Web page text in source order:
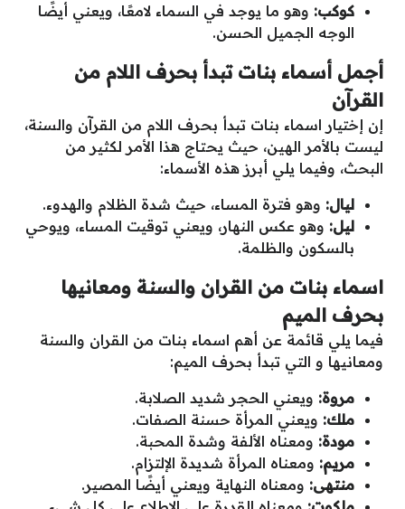
كوكب: وهو ما يوجد في السماء لامعًا، ويعني أيضًا
الوجه الجميل الحسن.
أجمل أسماء بنات تبدأ بحرف اللام من
القرآن
إن إختيار اسماء بنات تبدأ بحرف اللام من القرآن والسنة،
ليست بالأمر الهين، حيث يحتاج هذا الأمر لكثير من
البحث، وفيما يلي أبرز هذه الأسماء:
ليال: وهو فترة المساء، حيث شدة الظلام والهدوء.
ليل: وهو عكس النهار، ويعني توقيت المساء، ويوحي
بالسكون والظلمة.
اسماء بنات من القران والسنة ومعانيها
بحرف الميم
فيما يلي قائمة عن أهم اسماء بنات من القران والسنة
ومعانيها و التي تبدأ بحرف الميم:
مروة: ويعني الحجر شديد الصلابة.
ملك: ويعني المرأة حسنة الصفات.
مودة: ومعناه الألفة وشدة المحبة.
مريم: ومعناه المرأة شديدة الإلتزام.
منتهى: ومعناه النهاية ويعني أيضًا المصير.